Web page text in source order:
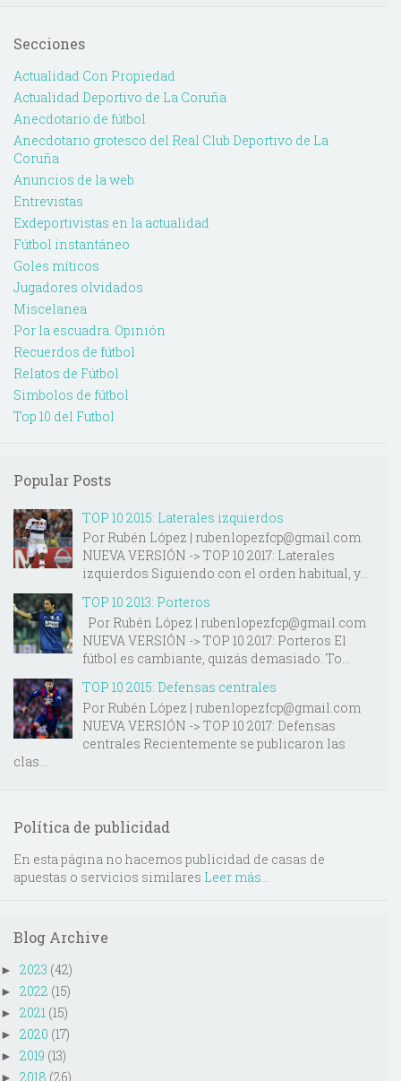
Secciones
Actualidad Con Propiedad
Actualidad Deportivo de La Coruña
Anecdotario de fútbol
Anecdotario grotesco del Real Club Deportivo de La
Coruña
Anuncios de la web
Entrevistas
Exdeportivistas en la actualidad
Fútbol instantáneo
Goles míticos
Jugadores olvidados
Miscelanea
Por la escuadra. Opinión
Recuerdos de fútbol
Relatos de Fútbol
Simbolos de fútbol
Top 10 del Futbol
Popular Posts
TOP 10 2015: Laterales izquierdos
Por Rubén López | rubenlopezfcp@gmail.com
NUEVA VERSIÓN -> TOP 10 2017: Laterales
izquierdos Siguiendo con el orden habitual, y...
TOP 10 2013: Porteros
Por Rubén López | rubenlopezfcp@gmail.com
NUEVA VERSIÓN -> TOP 10 2017: Porteros El
fútbol es cambiante, quizás demasiado. To...
TOP 10 2015: Defensas centrales
Por Rubén López | rubenlopezfcp@gmail.com
NUEVA VERSIÓN -> TOP 10 2017: Defensas
centrales Recientemente se publicaron las
clas...
Política de publicidad
En esta página no hacemos publicidad de casas de
apuestas o servicios similares Leer más...
Blog Archive
► 2023 (42)
► 2022 (15)
► 2021 (15)
► 2020 (17)
► 2019 (13)
► 2018 (26)